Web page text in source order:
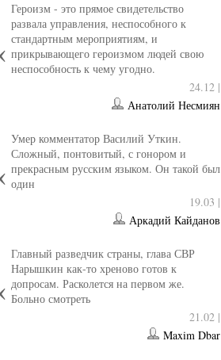
Героизм - это прямое свидетельство
развала управления, неспособного к
стандартным мероприятиям, и
прикрывающего героизмом людей свою
неспособность к чему угодно.
24.12 |
Анатолий Несмиян
Умер комментатор Василий Уткин.
Сложный, понтовитый, с гонором и
прекрасным русским языком. Он такой был
один
19.03 |
Аркадий Кайданов
Главный разведчик страны, глава СВР
Нарышкин как-то хреново готов к
допросам. Расколется на первом же.
Больно смотреть
21.02 |
Maxim Dbar